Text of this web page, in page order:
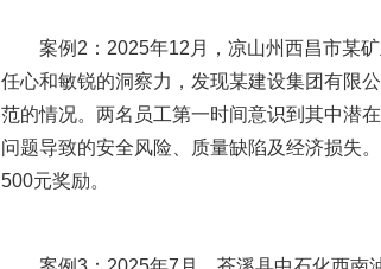
案例2：2025年12月，凉山州西昌市某矿
任心和敏锐的洞察力，发现某建设集团有限
范的情况。两名员工第一时间意识到其中潜
问题导致的安全风险、质量缺陷及经济损失
500元奖励。